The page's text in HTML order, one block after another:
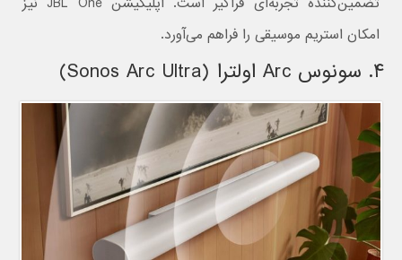
امکان استریم موسیقی را فراهم می‌آورد.
۴. سونوس Arc اولترا (Sonos Arc Ultra)